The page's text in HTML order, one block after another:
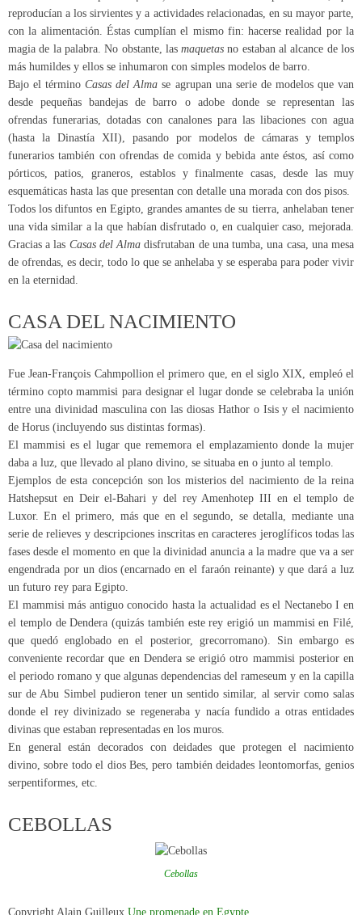
reproducían a los sirvientes y a actividades relacionadas, en su mayor parte,
con la alimentación. Éstas cumplían el mismo fin: hacerse realidad por la
magia de la palabra. No obstante, lasmaquetas no estaban al alcance de los
más humildes y ellos se inhumaron con simples modelos de barro.
Bajo el términoCasas del Almase agrupan una serie de modelos que van
desde pequeñas bandejas de barro o adobe donde se representan las
ofrendas funerarias, dotadas con canalones para las libaciones con agua
(hasta la Dinastía XII), pasando por modelos de cámaras y templos
funerarios también con ofrendas de comida y bebida ante éstos, así como
pórticos, patios, graneros, establos y finalmente casas, desde las muy
esquemáticas hasta las que presentan con detalle una morada con dos pisos.
Todos los difuntos en Egipto, grandes amantes de su tierra, anhelaban tener
una vida similar a la que habían disfrutado o, en cualquier caso, mejorada.
Gracias a las Casas del Alma disfrutaban de una tumba, una casa, una mesa
de ofrendas, es decir, todo lo que se anhelaba y se esperaba para poder vivir
en la eternidad.
CASA DEL NACIMIENTO
Fue Jean-François Cahmpollion el primero que, en el siglo XIX, empleó el
término copto mammisi para designar el lugar donde se celebraba la unión
entre una divinidad masculina con las diosas Hathor o Isis y el nacimiento
de Horus (incluyendo sus distintas formas).
El mammisi es el lugar que rememora el emplazamiento donde la mujer
daba a luz, que llevado al plano divino, se situaba en o junto al templo.
Ejemplos de esta concepción son los misterios del nacimiento de la reina
Hatshepsut en Deir el-Bahari y del rey Amenhotep III en el templo de
Luxor. En el primero, más que en el segundo, se detalla, mediante una
serie de relieves y descripciones inscritas en caracteres jeroglíficos todas las
fases desde el momento en que la divinidad anuncia a la madre que va a ser
engendrada por un dios (encarnado en el faraón reinante) y que dará a luz
un futuro rey para Egipto.
El mammisi más antiguo conocido hasta la actualidad es el Nectanebo I en
el templo de Dendera (quizás también este rey erigió un mammisi en Filé,
que quedó englobado en el posterior, grecorromano). Sin embargo es
conveniente recordar que en Dendera se erigió otro mammisi posterior en
el periodo romano y que algunas dependencias del rameseum y en la capilla
sur de Abu Simbel pudieron tener un sentido similar, al servir como salas
donde el rey divinizado se regeneraba y nacía fundido a otras entidades
divinas que estaban representadas en los muros.
En general están decorados con deidades que protegen el nacimiento
divino, sobre todo el dios Bes, pero también deidades leontomorfas, genios
serpentiformes, etc.
CEBOLLAS
Cebollas
Copyright Alain Guilleux Une promenade en Egypte